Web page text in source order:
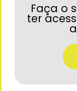
Faça o
ter